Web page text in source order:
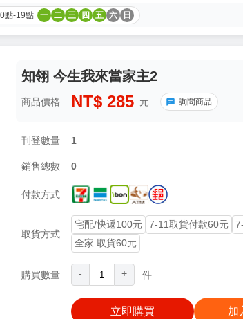
點-19點 一 二 三 四 五 六 日
知翎 今生我來當家主2
商品價格 NT$ 285 元 詢問商品
刊登數量 1
銷售總數 0
付款方式
取貨方式
宅配/快遞100元 7-11取貨付款60元
全家 取貨60元
購買數量 - + 件
立即購買 加